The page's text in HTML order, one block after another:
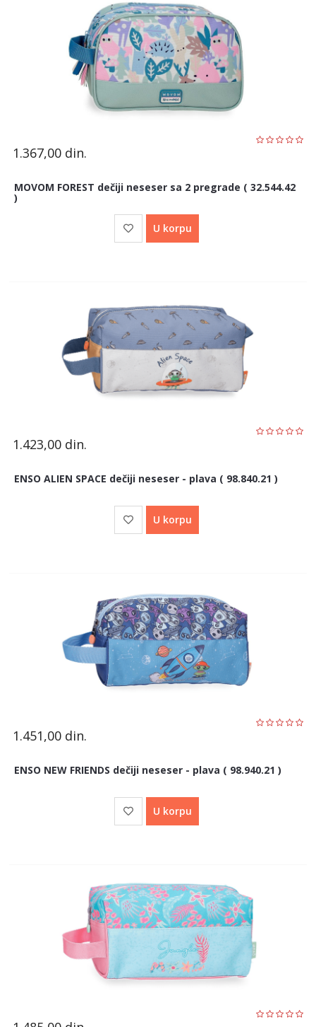
1.367,00 din.
MOVOM FOREST dečiji neseser sa 2 pregrade ( 32.544.42
)
U korpu
1.423,00 din.
ENSO ALIEN SPACE dečiji neseser - plava ( 98.840.21 )
U korpu
1.451,00 din.
ENSO NEW FRIENDS dečiji neseser - plava ( 98.940.21 )
U korpu